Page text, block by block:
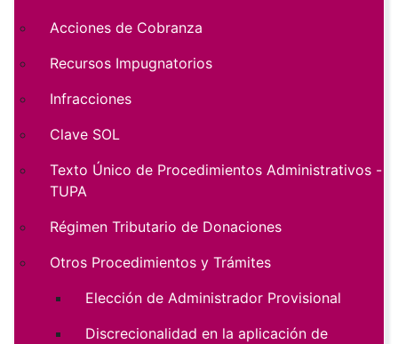
Acciones de Cobranza
Recursos Impugnatorios
Infracciones
Clave SOL
Texto Único de Procedimientos Administrativos -
TUPA
Régimen Tributario de Donaciones
Otros Procedimientos y Trámites
Elección de Administrador Provisional
Discrecionalidad en la aplicación de